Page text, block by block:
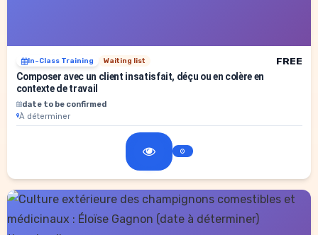
In-Class Training Waiting list
FREE
Composer avec un client insatisfait, déçu ou en colère en
contexte de travail
date to be confirmed
À déterminer